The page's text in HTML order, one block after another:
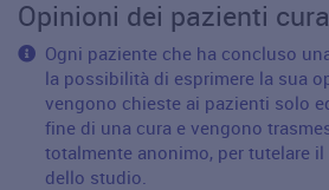
Opinioni dei pazienti
Ogni paziente che ha concluso
la possibilità di esprimere la sua
vengono chieste ai pazienti solo
fine di una cura e vengono
totalmente anonimo, per tutelare
dello studio.